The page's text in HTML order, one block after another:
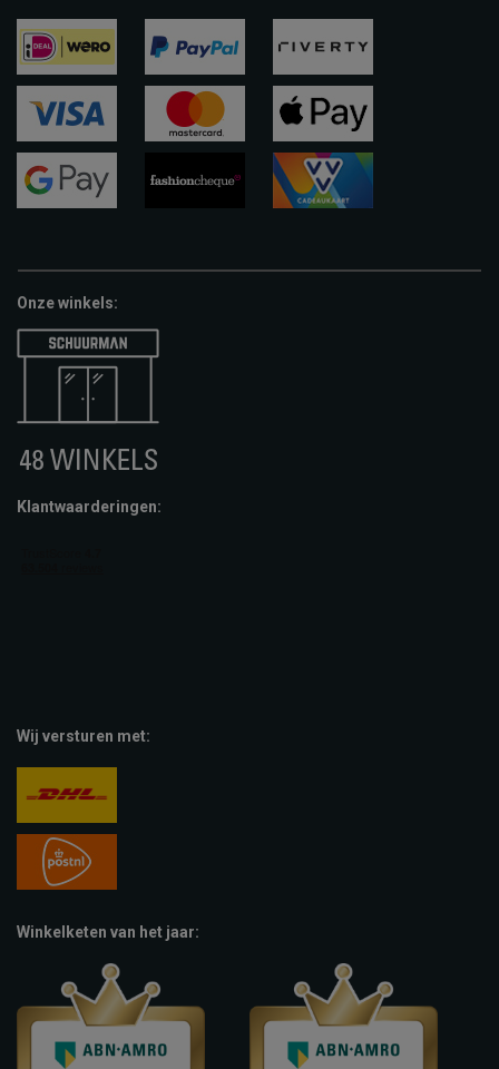
ideal paypal riverty
visa
apple-
pay
Onze winkels:
Klantwaarderingen:
Wij versturen met:
Winkelketen van het jaar: